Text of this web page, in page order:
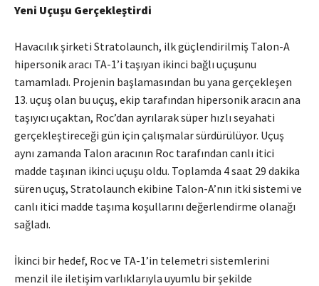
Yeni Uçuşu Gerçekleştirdi
Havacılık şirketi Stratolaunch, ilk güçlendirilmiş Talon-A
hipersonik aracı TA-1’i taşıyan ikinci bağlı uçuşunu
tamamladı. Projenin başlamasından bu yana gerçekleşen
13. uçuş olan bu uçuş, ekip tarafından hipersonik aracın ana
taşıyıcı uçaktan, Roc’dan ayrılarak süper hızlı seyahati
gerçekleştireceği gün için çalışmalar sürdürülüyor. Uçuş
aynı zamanda Talon aracının Roc tarafından canlı itici
madde taşınan ikinci uçuşu oldu. Toplamda 4 saat 29 dakika
süren uçuş, Stratolaunch ekibine Talon-A’nın itki sistemi ve
canlı itici madde taşıma koşullarını değerlendirme olanağı
sağladı.
İkinci bir hedef, Roc ve TA-1’in telemetri sistemlerini
menzil ile iletişim varlıklarıyla uyumlu bir şekilde